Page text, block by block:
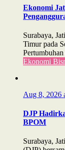
Ekonomi
Surabaya,
Timur pada
Ekonomi
Aug 8, 2026
DJP
BPOM
Surabaya,